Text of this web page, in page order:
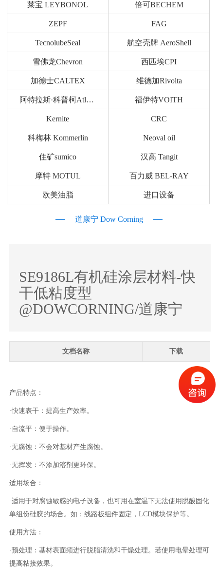
莱宝 LEYBONOL 倍可BECHEM
ZEPF FAG
TecnolubeSeal 航空壳牌 AeroShell
雪佛龙Chevron 西匹埃CPI
加德士CALTEX 维德加Rivolta
阿特拉斯·科普柯Atlas Copco 福伊特VOITH
Kernite CRC
科梅林 Kommerlin Neoval oil
住矿sumico 汉高 Tangit
摩特 MOTUL 百力威 BEL-RAY
欧美油脂 进口设备
道康宁 Dow Corning
SE9186L有机硅涂层材料-快
干低粘度型
@DOWCORNING/道康宁
文档名称 下载
产品特点：
·快速表干：提高生产效率。
·自流平：便于操作。
·无腐蚀：不会对基材产生腐蚀。
·无挥发：不添加溶剂更环保。
适用场合：
·适用于对腐蚀敏感的电子设备，也可用在室温下无法使用脱酸固化
单组份硅胶的场合。如：线路板组件固定，LCD模块保护等。
使用方法：
·预处理：基材表面须进行脱脂清洗和干燥处理。若使用电晕处理可
提高粘接效果。